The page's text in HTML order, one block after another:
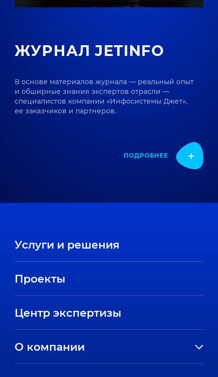
ЖУРНАЛ JETINFO
В основе материалов журнала — реальный опыт
и обширные знания экспертов отрасли —
специалистов компании «Инфосистемы Джет»,
ее заказчиков и партнеров.
ПОДРОБНЕЕ
Услуги и решения
Проекты
Центр экспертизы
О компании